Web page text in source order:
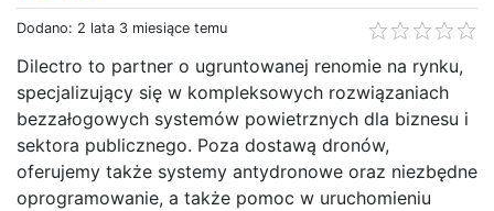
Dodano: 2 lata 3 miesiące temu
Dilectro to partner o ugruntowanej renomie na rynku,
specjalizujący się w kompleksowych rozwiązaniach
bezzałogowych systemów powietrznych dla biznesu i
sektora publicznego. Poza dostawą dronów,
oferujemy także systemy antydronowe oraz niezbędne
oprogramowanie, a także pomoc w uruchomieniu